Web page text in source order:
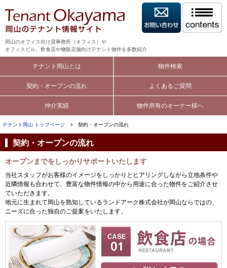
岡山のオフィス向け貸事務所（オフィス）や
オフィスビル、飲食店や物販店舗向けテナント物件を多数紹介
テナント岡山とは 物件検索
契約・オープンの流れ よくあるご質問
仲介実績 物件所有のオーナー様へ
テナント岡山 トップページ > 契約・オープンの流れ
契約・オープンの流れ
オープンまでをしっかりサポートいたします
当社スタッフがお客様のイメージをしっかりとヒアリングしながら立地条件や
近隣情報も合わせて、豊富な物件情報の中から用途に合った物件をご紹介させ
ていただきます。
地元に生まれて岡山を熟知しているランドアーク株式会社が岡山ならではの、
ニーズに合った独自のご提案をいたします。